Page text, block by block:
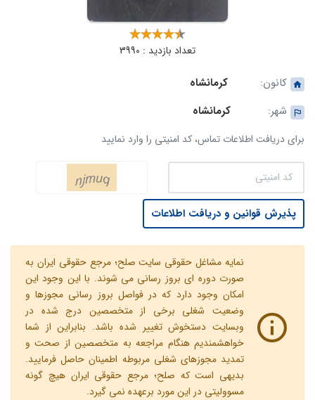
تعداد بازدید : 3990
کانون:
کرمانشاه
شهر:
کرمانشاه
برای دریافت اطلاعات تماس، کد امنیتی را وارد نمایید
پذیرش قوانین و دریافت اطلاعات
نمایه مشاغل حقوقی سایت صلح؛ مرجع حقوقی ایران به
صورت دوره ای بروز رسانی می شوند. با این وجود این
امکان وجود دارد که در فواصل بروز رسانی مجوزها و
وضعیت شغلی برخی از متخصصین درج شده در
وبسایت دستخوش تغییر شده باشد. بنابراین از شما
خواهشمندیم هنگام مراجعه به متخصصین از صحت و
تمدید مجوزهای شغلی مربوطه اطمینان حاصل فرمایید.
بدیهی است که صلح؛ مرجع حقوقی ایران هیچ گونه
مسوولیتی در این مورد برعهده نمی گیرد.